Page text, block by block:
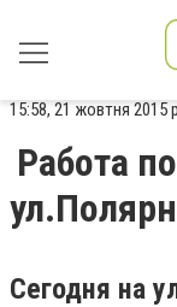
15:58, 21 жовтня 2015
Работа
Сегодня на